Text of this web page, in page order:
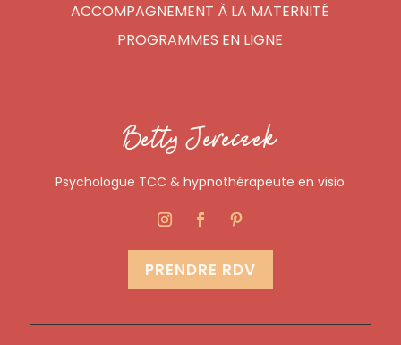
ACCOMPAGNEMENT À LA MATERNITÉ
PROGRAMMES EN LIGNE
Betty Jereczek
Psychologue TCC & hypnothérapeute en visio
PRENDRE RDV